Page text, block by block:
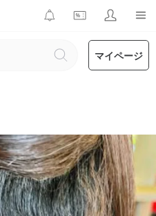
マイページ